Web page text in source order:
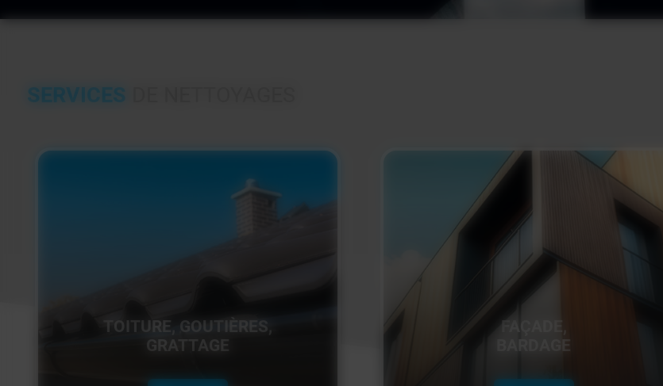
SERVICES
TOITURE, GOUTIÈRES,
GRATTAGE
FAÇADE,